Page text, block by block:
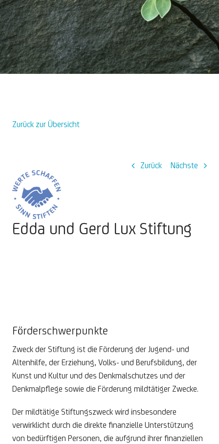
Über uns
Zurück zur Übersicht
Zurück Nächste
Edda und Gerd Lux Stiftung
Förderschwerpunkte
Zweck der Stiftung ist die Förderung der Jugend- und
Altenhilfe, der Erziehung, Volks- und Berufsbildung, der
Kunst und Kultur und des Denkmalschutzes und der
Denkmalpflege sowie die Förderung mildtätiger Zwecke.
Der mildtätige Stiftungszweck wird insbesondere
verwirklicht durch die direkte finanzielle Unterstützung
von bedürftigen Personen, die aufgrund ihrer finanziellen